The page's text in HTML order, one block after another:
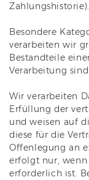
Zahlungshistorie).
Besondere
verarbeiten wir
Bestandteile
Verarbeitung sind.
Wir verarbeiten
Erfüllung der
und weisen auf
diese für die
Offenlegung an
erfolgt nur, wenn
erforderlich ist.